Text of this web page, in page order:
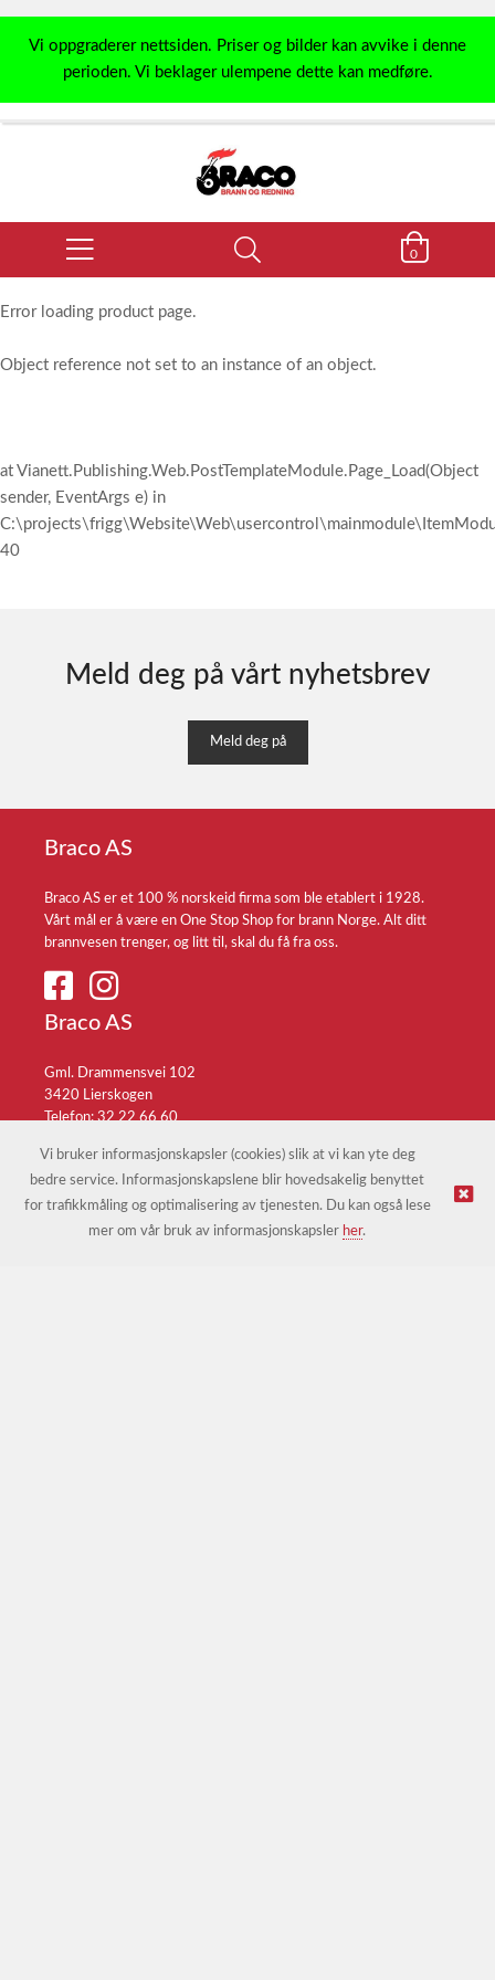
Vi oppgraderer nettsiden. Priser og bilder kan avvike i denne
perioden. Vi beklager ulempene dette kan medføre.
0
Error loading product page.
Object reference not set to an instance of an object.
at Vianett.Publishing.Web.PostTemplateModule.Page_Load(Object
sender, EventArgs e) in
40
Meld deg på vårt nyhetsbrev
Meld deg på
Braco AS
Braco AS er et 100 % norskeid firma som ble etablert i 1928.
Vårt mål er å være en One Stop Shop for brann Norge. Alt ditt
brannvesen trenger, og litt til, skal du få fra oss.
Braco AS
Gml. Drammensvei 102
3420 Lierskogen
Telefon: 32 22 66 60
© Braco AS |Design&implementasjon av Kréatif
Vi bruker informasjonskapsler (cookies) slik at vi kan yte deg
bedre service. Informasjonskapslene blir hovedsakelig benyttet
for trafikkmåling og optimalisering av tjenesten. Du kan også lese
mer om vår bruk av informasjonskapsler her.